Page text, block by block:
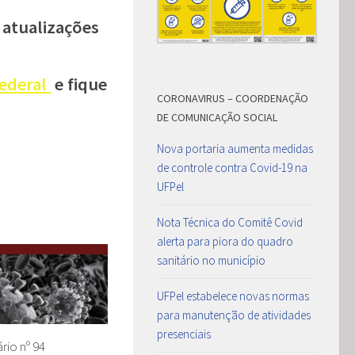
e fique
nº 94
CORONAVIRUS – COORDENAÇÃO
DE COMUNICAÇÃO SOCIAL
Nova portaria aumenta medidas
de controle contra Covid-19 na
UFPel
Nota Técnica do Comitê Covid
alerta para piora do quadro
sanitário no município
UFPel estabelece novas normas
para manutenção de atividades
presenciais